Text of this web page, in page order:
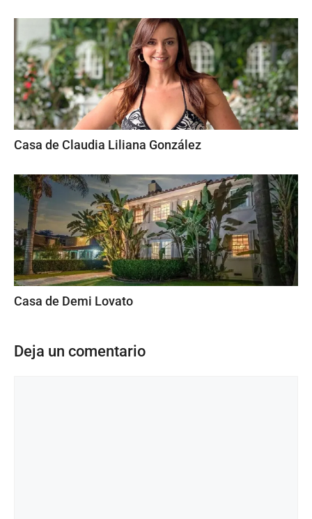
Casa de Claudia Liliana González
Casa de Demi Lovato
Deja un comentario